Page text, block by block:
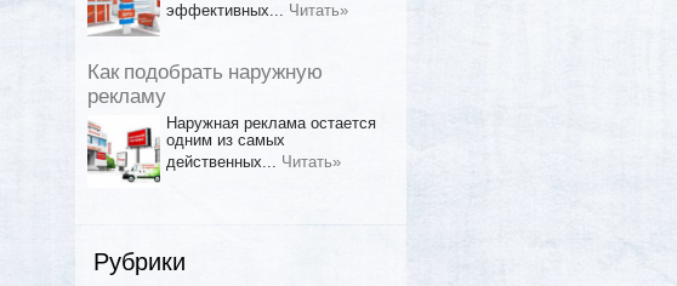
эффективных... Читать»
Как подобрать наружную
рекламу
Наружная реклама остается
одним из самых
действенных... Читать»
Рубрики